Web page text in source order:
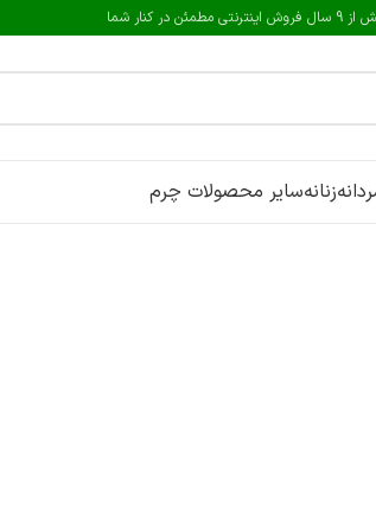
مطمئن در کنار شما
زنانهسایر محصولات چرم